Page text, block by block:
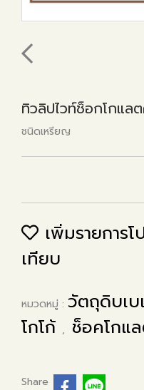
ทิวลิปไวท์ช็อกโกแล
ชนิดเหรียญ
เพิ่มรายการโ
เทียบ
หมวดหมู่ : วัตถุดิบเบ
โกโก้ , ช็อคโกแ
Share